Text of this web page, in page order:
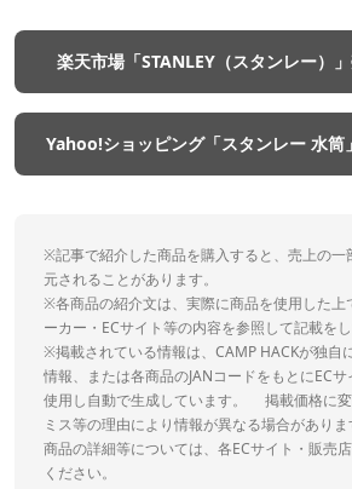
楽天市場「STANLEY（スタンレー）
Yahoo!ショッピング「スタンレー 水筒
※記事で紹介した商品を購入すると、売上の一
元されることがあります。
※各商品の紹介文は、実際に商品を使用した上
ーカー・ECサイト等の内容を参照して記載をし
※掲載されている情報は、CAMP HACKが独自
情報、または各商品のJANコードをもとにEC
使用し自動で生成しています。 掲載価格に
ミス等の理由により情報が異なる場合があり
商品の詳細等については、各ECサイト・販売
ください。